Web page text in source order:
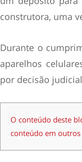
construtora, uma
Durante o
aparelhos
por decisão
O conteúdo deste
conteúdo em outros